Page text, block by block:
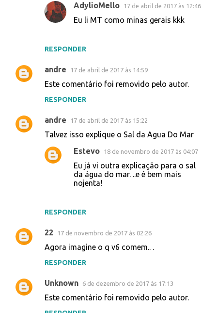
RESPONDER
AdylioMello 17 de abril de 2017 às 12:46
Eu li MT como minas gerais kkk
andre 17 de abril de 2017 às 14:59
Este comentário foi removido pelo autor.
RESPONDER
andre 17 de abril de 2017 às 15:22
Talvez isso explique o Sal da Agua Do Mar
RESPONDER
Estevo 18 de novembro de 2017 às 04:07
Eu já vi outra explicação para o sal
da água do mar. ..e é bem mais
nojenta!
22 17 de novembro de 2017 às 02:26
Agora imagine o q v6 comem.. .
RESPONDER
Unknown 6 de dezembro de 2017 às 17:13
Este comentário foi removido pelo autor.